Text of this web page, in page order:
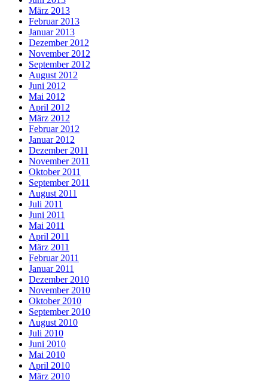
März 2013
Februar 2013
Januar 2013
Dezember 2012
November 2012
September 2012
August 2012
Juni 2012
Mai 2012
April 2012
März 2012
Februar 2012
Januar 2012
Dezember 2011
November 2011
Oktober 2011
September 2011
August 2011
Juli 2011
Juni 2011
Mai 2011
April 2011
März 2011
Februar 2011
Januar 2011
Dezember 2010
November 2010
Oktober 2010
September 2010
August 2010
Juli 2010
Juni 2010
Mai 2010
April 2010
März 2010